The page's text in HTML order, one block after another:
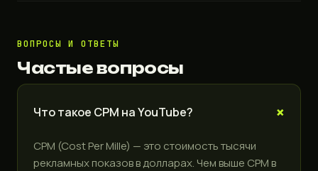
ВОПРОСЫ И ОТВЕТЫ
Частые вопросы
Что такое CPM на YouTube?
CPM (Cost Per Mille) — это стоимость тысячи
рекламных показов в долларах. Чем выше CPM в